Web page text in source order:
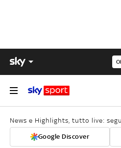
News e Highlights, tutto live:
Google Discover